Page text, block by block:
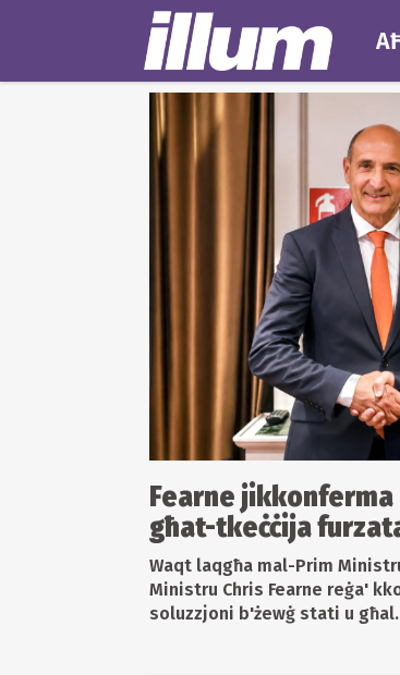
Fearne
għat-tkeċċija
Waqt laqgħa mal-Prim
Ministru Chris Fearne reġa'
soluzzjoni b'żewġ stati u